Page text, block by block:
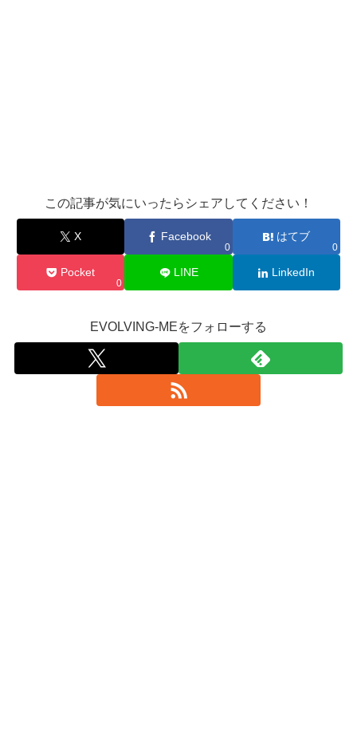
この記事が気にいったらシェアしてください！
X Facebook
0
はてブ
0
Pocket
0
LINE LinkedIn
EVOLVING-MEをフォローする